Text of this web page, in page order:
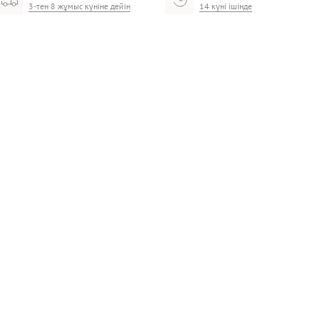
3-тен 8 жұмыс күніне дейін
14 күні ішінде